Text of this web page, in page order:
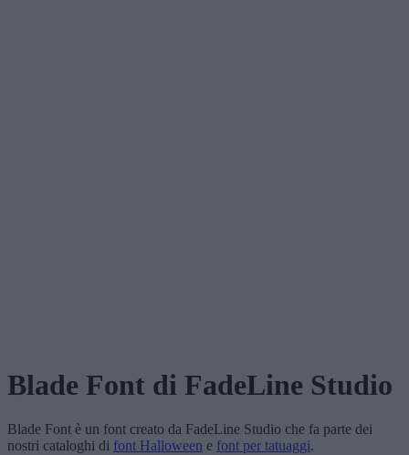
Blade Font di FadeLine Studio
Blade Font è un font creato da FadeLine Studio che fa parte dei
nostri cataloghi di font Halloween e font per tatuaggi.